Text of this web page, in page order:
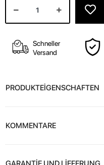
Schneller
Versand
PRODUKTEİGENSCHAFTEN
KOMMENTARE